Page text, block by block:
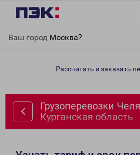
Ваш город Москва?
Курганская область
Рассчитать и заказать
Грузоперевозки
Курганская область